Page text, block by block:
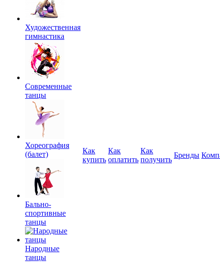
Художественная
гимнастика
Современные
танцы
Хореография
(балет)
Бально-
спортивные
танцы
Народные
танцы
Как
купить
Как
оплатить
Как
получить
Бренды